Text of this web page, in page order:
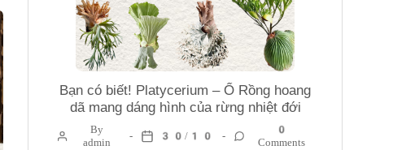
Bạn có biết! Platycerium – Ổ Rồng hoang
dã mang dáng hình của rừng nhiệt đới
By
admin
30/10
0
Comments